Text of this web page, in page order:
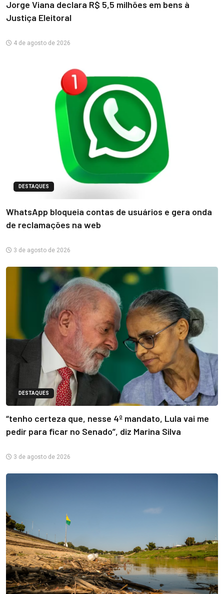
Jorge Viana declara R$ 5,5 milhões em bens à
Justiça Eleitoral
4 de agosto de 2026
DESTAQUES
WhatsApp bloqueia contas de usuários e gera onda
de reclamações na web
3 de agosto de 2026
DESTAQUES
“tenho certeza que, nesse 4º mandato, Lula vai me
pedir para ficar no Senado”, diz Marina Silva
3 de agosto de 2026